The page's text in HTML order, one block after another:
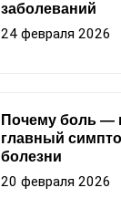
заболеваний
24 февраля 2026
Почему боль —
главный
болезни
20 февраля 2026